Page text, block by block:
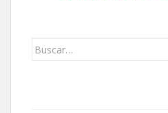
Buscar: